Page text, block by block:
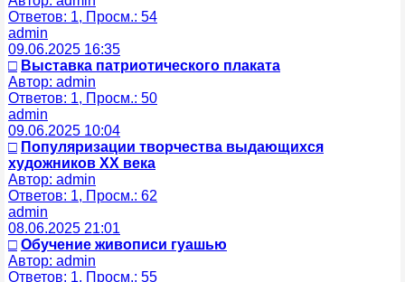
Ответов: 1, Просм.: 54
admin
09.06.2025 16:35
□ Выставка патриотического плаката
Автор: admin
Ответов: 1, Просм.: 50
admin
09.06.2025 10:04
□ Популяризации творчества выдающихся
художников ХХ века
Автор: admin
Ответов: 1, Просм.: 62
admin
08.06.2025 21:01
□ Обучение живописи гуашью
Автор: admin
Ответов: 1, Просм.: 55